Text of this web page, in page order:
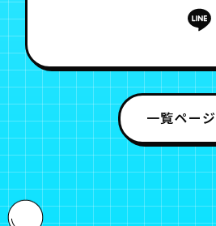
一覧ページ